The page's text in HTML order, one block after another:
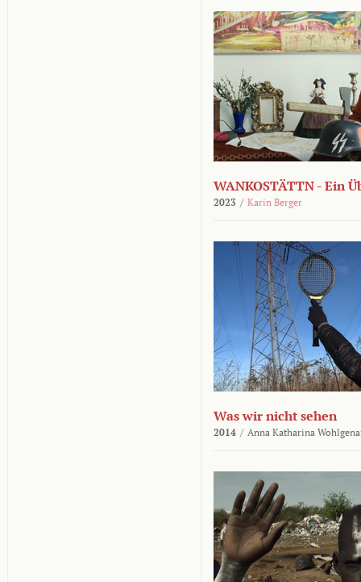
WANKOSTÄTTN - Ein
2023 / Karin Berger
Was wir nicht sehen
2014 / Anna Katharina